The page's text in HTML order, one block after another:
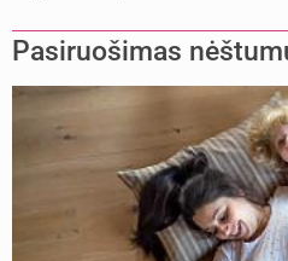
Pasiruošimas